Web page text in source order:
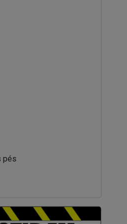
pés